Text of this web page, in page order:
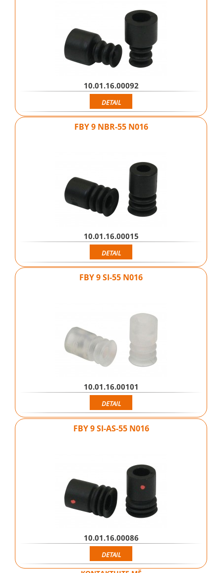
10.01.16.00092
DETAIL
FBY 9 NBR-55 N016
10.01.16.00015
DETAIL
FBY 9 SI-55 N016
10.01.16.00101
DETAIL
FBY 9 SI-AS-55 N016
10.01.16.00086
DETAIL